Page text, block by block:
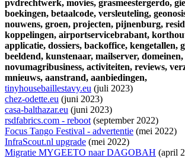
pvdrechtwerk, movies, grasmeestergerdo,
boekingen, betaalcode, versleuteling,
nouwens, groen, projecten, pijnenburg,
koppelingen, airportservicebrabant,
applicatie, dossiers, backoffice, kengetallen,
beeldend, kunstenaar, mailserver, domeinen,
novumagribusiness, activiteiten, reviews,
mnieuws, aanstrand, aanbiedingen,
tinyhousebaillestavy.eu (juli 2023)
chez-odette.eu (juni 2023)
casa-balthazar.eu (juni 2023)
rsdfabrics.com - reboot(september 2022)
Focus Tango Festival - advertentie (mei 2022)
InfraScout.nl upgrade (mei 2022)
Migratie MYGEETO naar DAGOBAH (april